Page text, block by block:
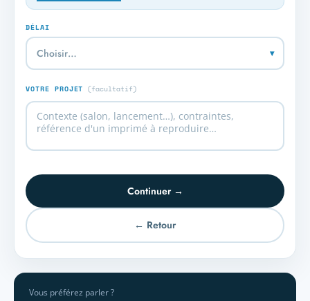
DÉLAI
▾
VOTRE PROJET (facultatif)
← Retour
Continuer →
Vous préférez parler ?